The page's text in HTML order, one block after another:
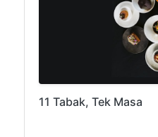
11 Tabak, Tek Masa